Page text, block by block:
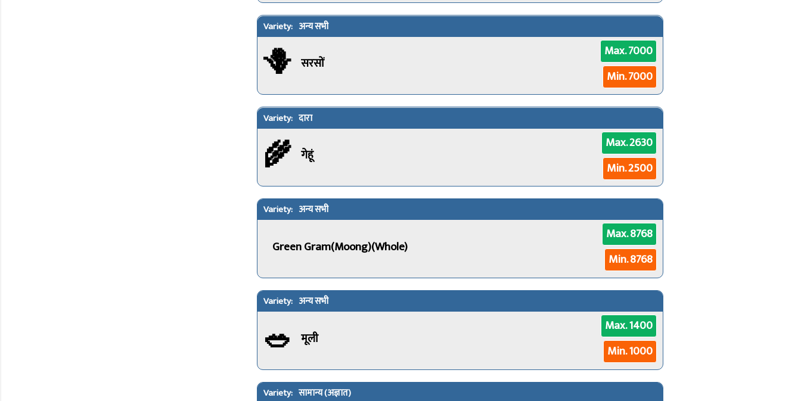
अन्य सभी
🪻 सरसों
Max. 7000
Min. 7000
दारा
🌾 गेहूं
Max. 2630
Min. 2500
अन्य सभी
Green Gram(Moong)(Whole)
Max. 8768
Min. 8768
अन्य सभी
🥗 मूली
Max. 1400
Min. 1000
सामान्य (अज्ञात)